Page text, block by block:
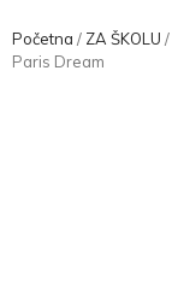
Početna / ZA ŠKOLU /
Paris Dream